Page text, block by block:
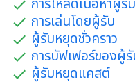
การโหลดเนื้อหาผู้รับ
การเล่นโดยผู้รับ
ผู้รับหยุดชั่วคราว
การบัฟเฟอร์ของผู้
ผู้รับหยุดแคสต์